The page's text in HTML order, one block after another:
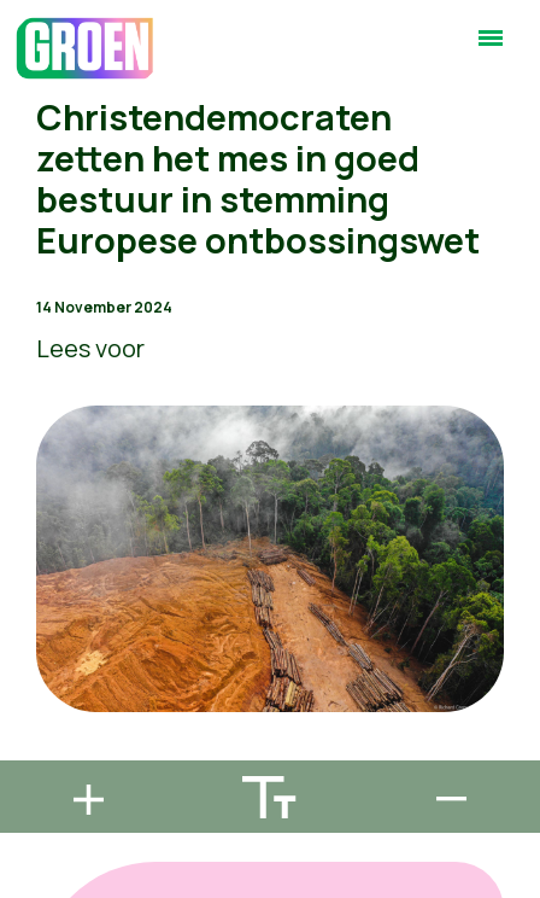
Christendemocraten
zetten het mes in goed
bestuur in stemming
Europese ontbossingswet
14 November 2024
Lees voor